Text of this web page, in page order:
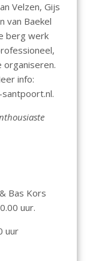
Velzen, Gijs
van Baekel
berg werk
organiseren.
info:
Bas Kors
uur.
uur